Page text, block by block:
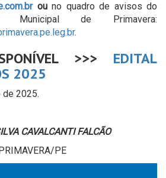
ou no quadro de avisos do
Municipal de Primavera:
.
>>> EDITAL
2025
de 2025.
CAVALCANTI FALCÃO
PE